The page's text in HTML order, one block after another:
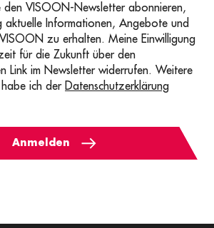
den VISOON-Newsletter abonnieren,
aktuelle Informationen, Angebote und
zu erhalten. Meine Einwilligung
für die Zukunft über den
Link im Newsletter widerrufen. Weitere
ich der Datenschutzerklärung
Anmelden